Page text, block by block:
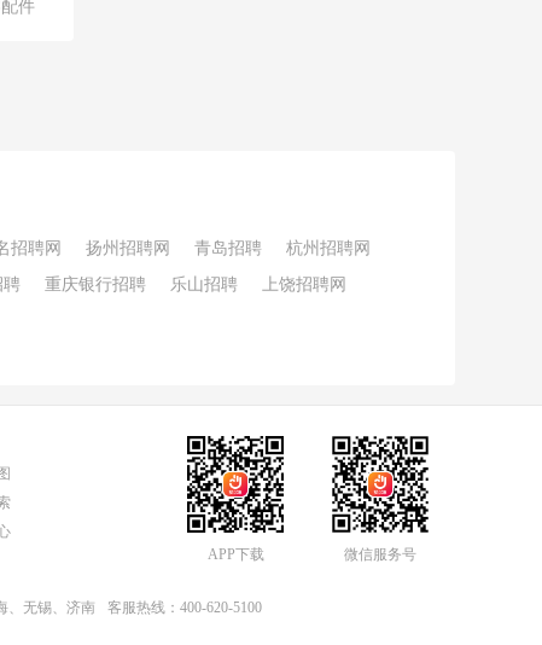
件
招聘网 扬州招聘网 青岛招聘
杭州招聘网
聘 重庆银行招聘 乐山招聘 上饶招聘网
APP下载
微信服务号
、无锡、济南 客服热线：400-620-5100